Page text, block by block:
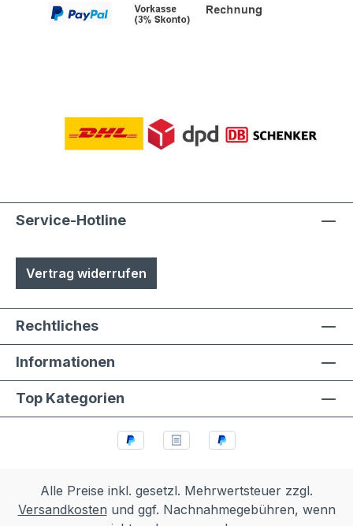
Service-Hotline
Vertrag widerrufen
Rechtliches
Informationen
Top Kategorien
Alle Preise inkl. gesetzl. Mehrwertsteuer zzgl.
Versandkosten und ggf. Nachnahmegebühren, wenn